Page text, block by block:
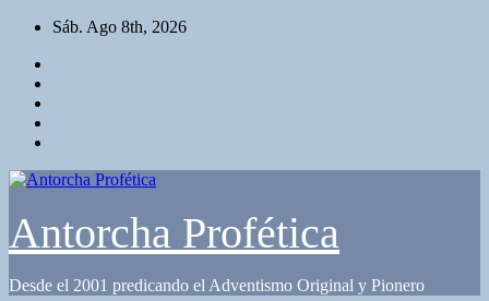
Saltar
contenido
Sáb. Ago 8th, 2026
Antorcha Profética
Desde el 2001 predicando el Adventismo Original y Pionero